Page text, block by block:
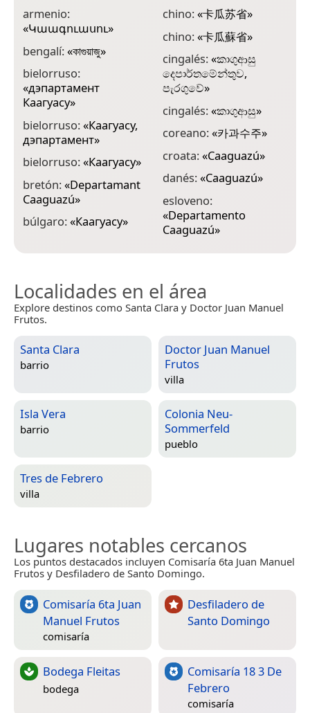
armenio:
«Կաագուասու»
bengalí:«কাগুয়াজু»
bielorruso:
«дэпартамент
Каагуасу»
bielorruso:«Каагуасу,
дэпартамент»
bielorruso:«Каагуасу»
bretón:«Departamant
Caaguazú»
búlgaro:«Каагуасу»
chino:«卡瓜苏省»
chino:«卡瓜蘇省»
cingalés:«කාගුආසු
දෙපාර්තමේන්තුව,
පැරගුවේ»
cingalés:«කාගුආසු»
coreano:«카과수주»
croata:«Caaguazú»
danés:«Caaguazú»
esloveno:
«Departamento
Caaguazú»
Localidades en el área
Explore destinos como Santa Clara y Doctor Juan Manuel
Frutos.
Santa Clara
barrio
Doctor Juan Manuel
Frutos
villa
Isla Vera
barrio
Colonia Neu-
Sommerfeld
pueblo
Tres de Febrero
villa
Lugares notables cercanos
Los puntos destacados incluyen Comisaría 6ta Juan Manuel
Frutos y Desfiladero de Santo Domingo.
Comisaría 6ta Juan
Manuel Frutos
comisaría
Desfiladero de
Santo Domingo
Bodega Fleitas
bodega
Comisaría 18 3 De
Febrero
comisaría